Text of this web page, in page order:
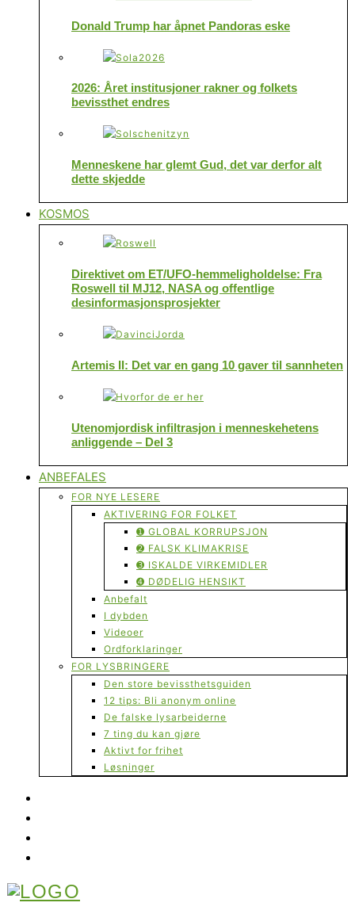
Donald Trump har åpnet Pandoras eske
2026: Året institusjoner rakner og folkets
bevissthet endres
Menneskene har glemt Gud, det var derfor alt
dette skjedde
KOSMOS
Direktivet om ET/UFO-hemmeligholdelse: Fra
Roswell til MJ12, NASA og offentlige
desinformasjonsprosjekter
Artemis II: Det var en gang 10 gaver til sannheten
Utenomjordisk infiltrasjon i menneskehetens
anliggende – Del 3
ANBEFALES
FOR NYE LESERE
AKTIVERING FOR FOLKET
➊ GLOBAL KORRUPSJON
➋ FALSK KLIMAKRISE
➌ ISKALDE VIRKEMIDLER
➍ DØDELIG HENSIKT
Anbefalt
I dybden
Videoer
Ordforklaringer
FOR LYSBRINGERE
Den store bevissthetsguiden
12 tips: Bli anonym online
De falske lysarbeiderne
7 ting du kan gjøre
Aktivt for frihet
Løsninger